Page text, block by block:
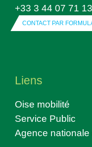
+33 3 44 07 71 13
CONTACT PAR
Liens
Oise mobilité
Service Public
Agence